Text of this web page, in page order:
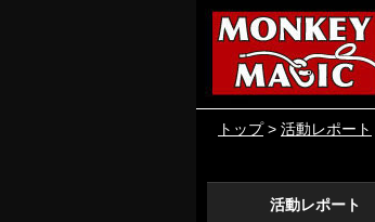
トップ> 活動レポート
活動レポート